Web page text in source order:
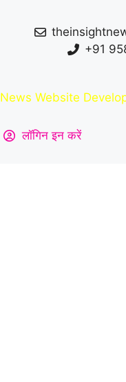
+91
News Website
लॉगिन इन करें